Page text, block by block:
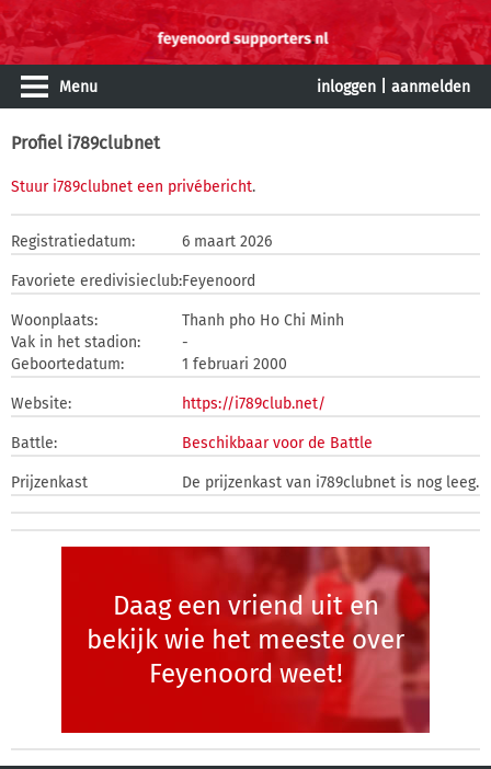
Menu inloggen aanmelden
Profiel i789clubnet
Stuur i789clubnet een privébericht.
Registratiedatum: 6 maart 2026
Favoriete eredivisieclub:Feyenoord
Woonplaats:
Thanh pho Ho Chi Minh
Vak in het stadion:
-
Geboortedatum:
1 februari 2000
Website: https://i789club.net/
Battle: Beschikbaar voor de Battle
Prijzenkast De prijzenkast van i789clubnet is nog leeg.
Daag een vriend uit en
bekijk wie het meeste over
Feyenoord weet!